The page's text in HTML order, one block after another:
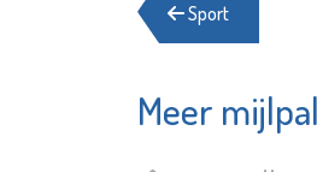
Sport
Meer
Argos Zorggroep